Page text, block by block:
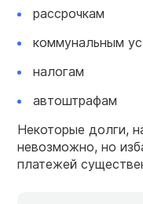
рассрочкам
коммунальным
налогам
автоштрафам
Некоторые долги,
невозможно, но
платежей